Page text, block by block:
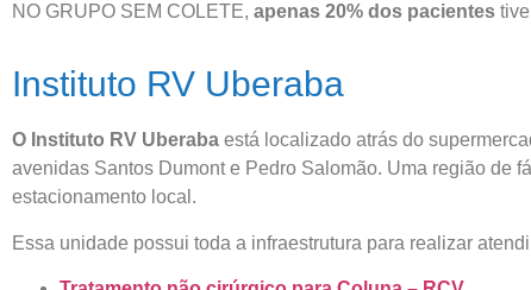
NO GRUPO SEM COLETE, apenas 20% dos pacientes
Instituto RV Uberaba
O Instituto RV Uberaba está localizado atrás do
avenidas Santos Dumont e Pedro Salomão. Uma região de
estacionamento local.
Essa unidade possui toda a infraestrutura para realizar